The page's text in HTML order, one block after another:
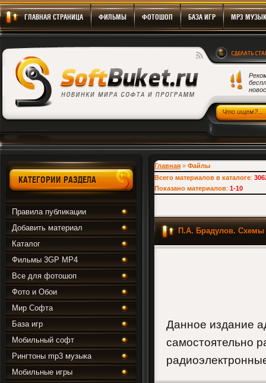
ГЛАВНАЯ СТРАНИЦА ФИЛЬМЫ ФОТОШОП БАЗА ИГР MP3
Скачать Игры, Программы, Фильмы бесплатно!
Главная » Файлы
Всего материалов в каталоге:
Показано материалов: 1-10
П.А. Брадулов.
Данное издание
самостоятельно
КАТЕГОРИИ РАЗДЕЛА
Правила публикации
Добавить материал
Каталог
Фильмы 3GP MP4
Все для фотошоп
Фото и Обои
Мир Софта
База игр
Мобильный софт
Рингтоны mp3 музыка
Мобильные игры